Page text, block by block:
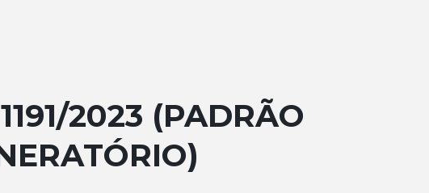
2023 (PADRÃO